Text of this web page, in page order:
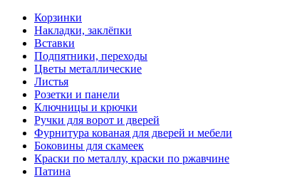
Корзинки
Накладки, заклёпки
Вставки
Подпятники, переходы
Цветы металлические
Листья
Розетки и панели
Ключницы и крючки
Ручки для ворот и дверей
Фурнитура кованая для дверей и мебели
Боковины для скамеек
Краски по металлу, краски по ржавчине
Патина